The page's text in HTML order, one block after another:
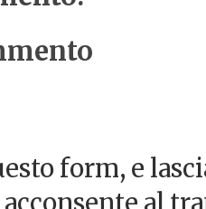
form, e
al